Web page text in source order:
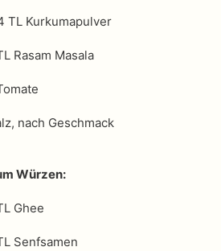
TL Kurkumapulver
Rasam Masala
nach Geschmack
Würzen:
Ghee
Senfsamen